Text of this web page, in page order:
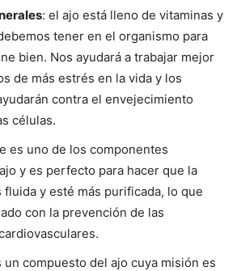
: el ajo está lleno de vitaminas y
tener en el organismo para
bien. Nos ayudará a trabajar mejor
de más estrés en la vida y los
contra el envejecimiento
células.
es uno de los componentes
y es perfecto para hacer que la
fluida y esté más purificada, lo que
con la prevención de las
un compuesto del ajo cuya misión es